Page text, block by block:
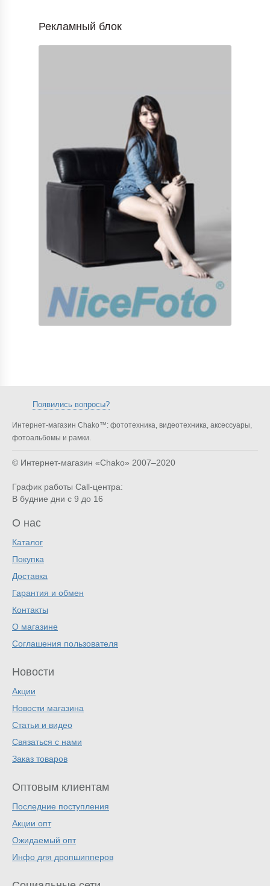
Рекламный блок
Появились вопросы?
Интернет-магазин Chako™: фототехника, видеотехника, аксессуары,
фотоальбомы и рамки.
© Интернет-магазин «Chako» 2007–2020
График работы Call-центра:
В будние дни с 9 до 16
О нас
Каталог
Покупка
Доставка
Гарантия и обмен
Контакты
О магазине
Соглашения пользователя
Новости
Акции
Новости магазина
Статьи и видео
Связаться с нами
Заказ товаров
Оптовым клиентам
Последние поступления
Акции опт
Ожидаемый опт
Инфо для дропшипперов